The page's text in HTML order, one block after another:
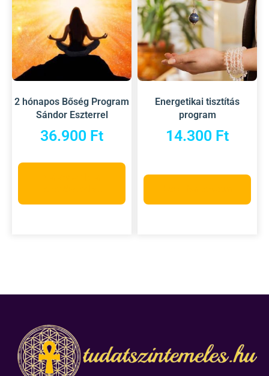
2 hónapos Bőség Program
Sándor Eszterrel
36.900 Ft
Energetikai tisztítás
program
14.300 Ft